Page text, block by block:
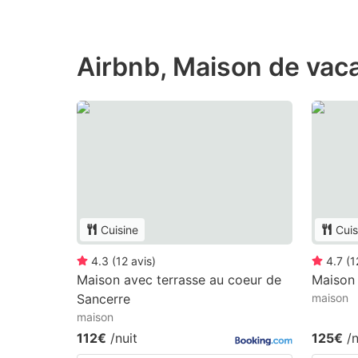
Airbnb, Maison de
Cuisine
4.3 (12 avis)
Maison avec terrasse au coeur de
Sancerre
maison
112€ /nuit
4.7 (
Maison
maison
125€ /